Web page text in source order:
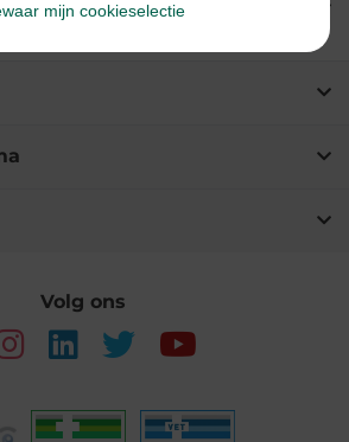
Volg ons
mijn cookieselectie